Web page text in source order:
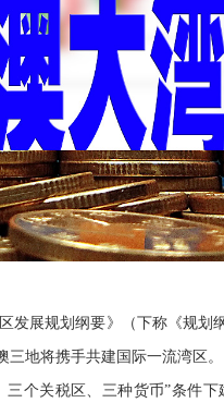
发展规划纲要》（下称《规
地将携手共建国际一流湾区。
个关税区、三种货币”条件